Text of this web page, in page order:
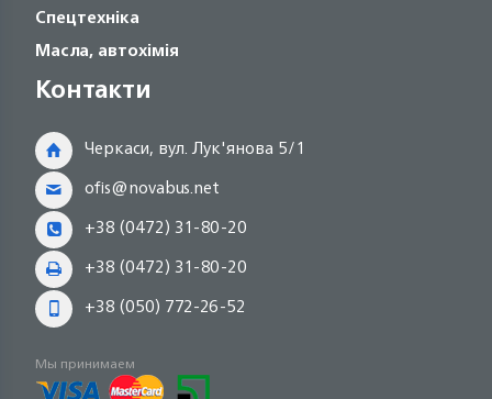
Спецтехніка
Масла, автохімія
Контакти
Черкаси, вул. Лук'янова 5/1
ofis@novabus.net
+38 (0472) 31-80-20
+38 (0472) 31-80-20
+38 (050) 772-26-52
Мы принимаем